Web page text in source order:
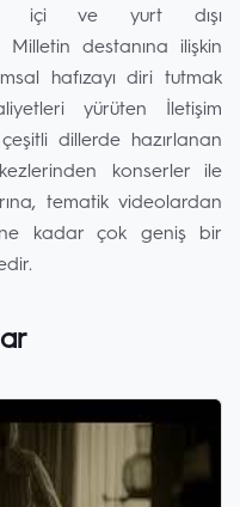
içi ve yurt dışı
Milletin destanına ilişkin
hafızayı diri tutmak
yürüten İletişim
dillerde hazırlanan
konserler ile
tematik videolardan
kadar çok geniş bir